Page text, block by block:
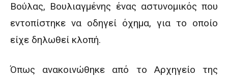
Βούλας, Βουλιαγμένης ένας αστυνομικός που
εντοπίστηκε να οδηγεί όχημα, για το οποίο
είχε δηλωθεί κλοπή.
Όπως ανακοινώθηκε από το Αρχηγείο της